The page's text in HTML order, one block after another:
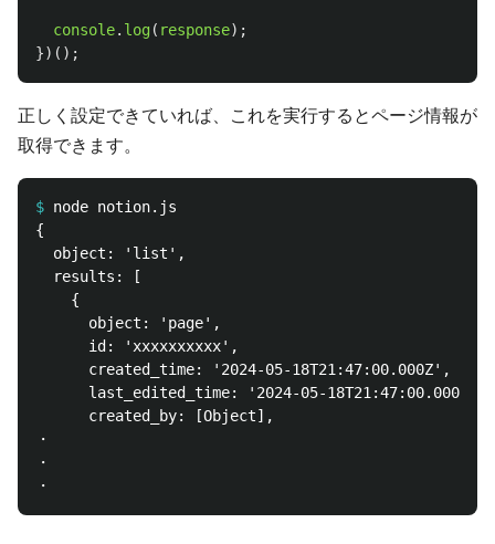
console. log( response);
})();
正しく設定できていれば、これを実行するとページ情報が
取得できます。
$
{
  object: 'list',
  results: [
    {
      object: 'page',
      id: 'xxxxxxxxxx',
      created_time: '2024-05-18T21:47:00.000Z',
      last_edited_time: '2024-05-18T21:47:00.000Z',
      created_by: [Object],
・
・